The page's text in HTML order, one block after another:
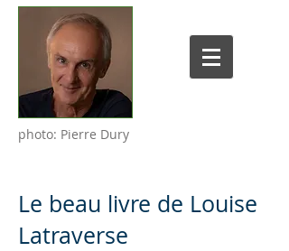
photo: Pierre Dury
Le beau livre de Louise
Latraverse